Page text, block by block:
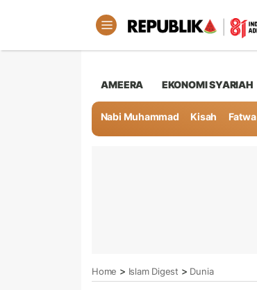
AMEERA EKONOMI SYARIAH
Nabi Muhammad Kisah Fatwa
Home > Islam Digest > Dunia